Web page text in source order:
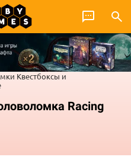
Квестбоксы и
Racing